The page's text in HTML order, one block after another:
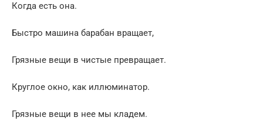
Когда есть она.
Быстро машина барабан вращает,
Грязные вещи в чистые превращает.
Круглое окно, как иллюминатор.
Грязные вещи в нее мы кладем.